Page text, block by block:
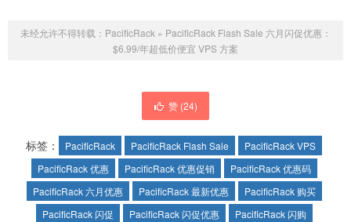
未经允许不得转载： PacificRack » PacificRack Flash Sale 六月闪促优惠：
$6.99/年超低价便宜 VPS 方案
赞 (24)
标签： PacificRack PacificRack Flash Sale
PacificRack VPS
PacificRack 优惠
PacificRack 优惠促销
PacificRack 优惠码
PacificRack 六月优惠
PacificRack 最新优惠
PacificRack 购买
PacificRack 闪促
PacificRack 闪促优惠 PacificRack 闪购